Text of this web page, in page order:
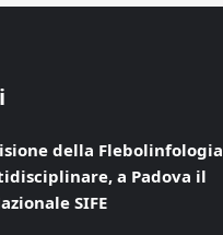
della Flebolinfologia
a Padova il
SIFE